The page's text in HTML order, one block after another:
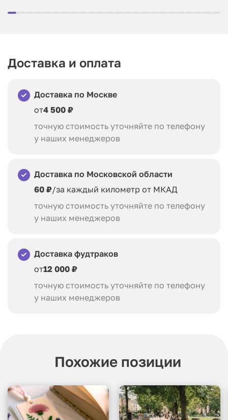
Доставка и оплата
Доставка по Москве
от4 500 ₽
точную стоимость уточняйте по телефону
у наших менеджеров
Доставка по Московской области
60 ₽/за каждый километр от МКАД
точную стоимость уточняйте по телефону
у наших менеджеров
Доставка фудтраков
от12 000 ₽
точную стоимость уточняйте по телефону
у наших менеджеров
Похожие позиции